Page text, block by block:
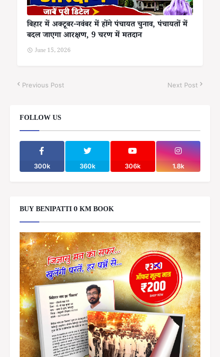
बिहार में अक्टूबर-नवंबर में होंगे पंचायत चुनाव, पंचायतों में
बदल जाएगा आरक्षण, 9 चरण में मतदान
June 15, 2026
Previous Post Next Post
FOLLOW US
300k 360k 306k 1.8k
BUY BENIPATTI 0 KM BOOK